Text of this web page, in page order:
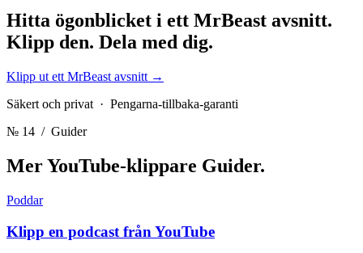
Hitta ögonblicket i ett MrBeast avsnitt.
Klipp den. Dela med dig.
Klipp ut ett MrBeast avsnitt →
Säkert och privat · Pengarna-tillbaka-garanti
№ 14 / Guider
Mer YouTube-klippare Guider.
Poddar
Klipp en podcast från YouTube